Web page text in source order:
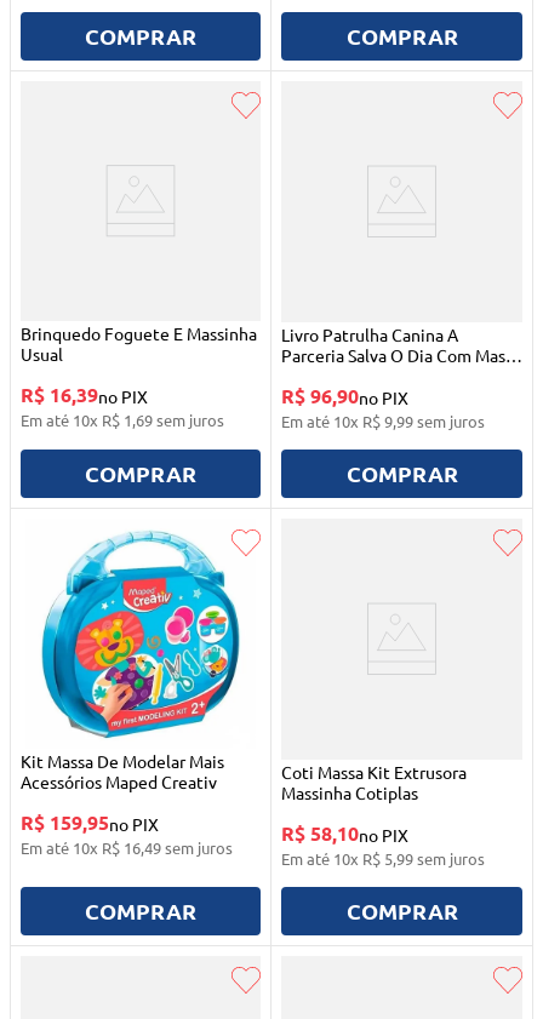
COMPRAR COMPRAR
Brinquedo Foguete E Massinha
Usual
R$ 16,39no PIX
Em até 10x R$ 1,69sem juros
COMPRAR
Livro Patrulha Canina A
Parceria Salva O Dia Com Massa
R$ 96,90no PIX
Em até 10x R$9,99sem juros
COMPRAR
Kit Massa De Modelar Mais
Acessórios Maped Creativ
R$ 159,95no PIX
Em até 10x R$ 16,49sem juros
COMPRAR
Coti Massa Kit Extrusora
Massinha Cotiplas
R$ 58,10no PIX
Em até 10x R$ 5,99sem juros
COMPRAR